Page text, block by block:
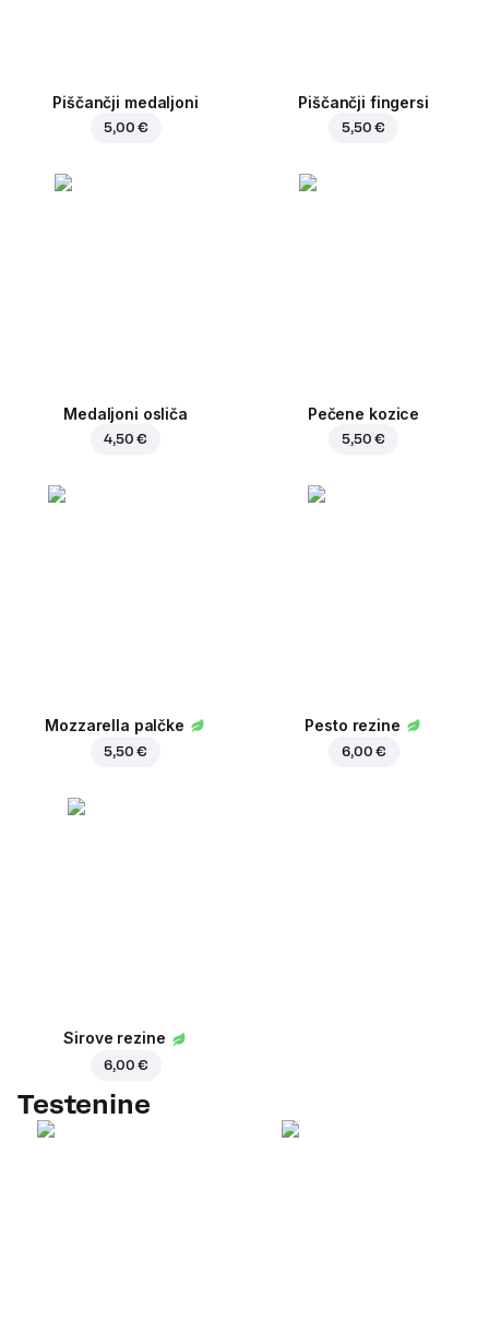
Piščančji medaljoni
5,00 €
Piščančji fingersi
5,50 €
Medaljoni osliča
4,50 €
Pečene kozice
5,50 €
Mozzarella palčke
5,50 €
Pesto rezine
6,00 €
Sirove rezine
6,00 €
Testenine